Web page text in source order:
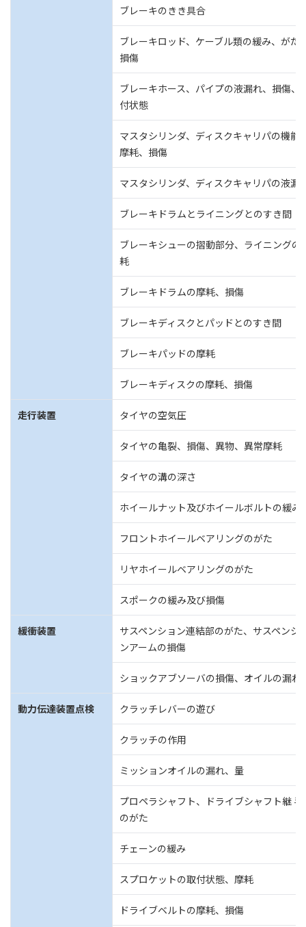
ブレーキのきき具合
ブレーキロッド、ケーブル類の緩み、がた
損傷
ブレーキホース、パイプの液漏れ、損傷、
付状態
マスタシリンダ、ディスクキャリパの機能
摩耗、損傷
マスタシリンダ、ディスクキャリパの液漏
ブレーキドラムとライニングとのすき間
ブレーキシューの摺動部分、ライニングの
耗
ブレーキドラムの摩耗、損傷
ブレーキディスクとパッドとのすき間
ブレーキパッドの摩耗
ブレーキディスクの摩耗、損傷
走行装置 タイヤの空気圧
タイヤの亀裂、損傷、異物、異常摩耗
タイヤの溝の深さ
ホイールナット及びホイールボルトの緩み
フロントホイールベアリングのがた
リヤホイールベアリングのがた
スポークの緩み及び損傷
緩衝装置
サスペンション連結部のがた、サスペンシ
ンアームの損傷
ショックアブソーバの損傷、オイルの漏れ
動力伝達装置点検 クラッチレバーの遊び
クラッチの作用
ミッションオイルの漏れ、量
プロペラシャフト、ドライブシャフト継 手
のがた
チェーンの緩み
スプロケットの取付状態、摩耗
ドライブベルトの摩耗、損傷